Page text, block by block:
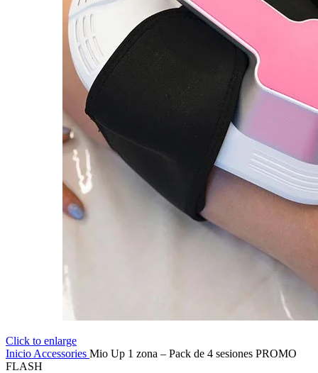
Click to enlarge
Inicio Accessories Mio Up 1 zona – Pack de 4 sesiones PROMO
FLASH